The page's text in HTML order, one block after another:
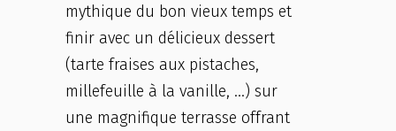
mythique du bon vieux temps et
finir avec un délicieux dessert
(tarte fraises aux pistaches,
millefeuille à la vanille, …) sur
une magnifique terrasse offrant